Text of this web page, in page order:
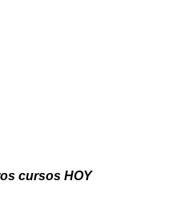
cursos HOY